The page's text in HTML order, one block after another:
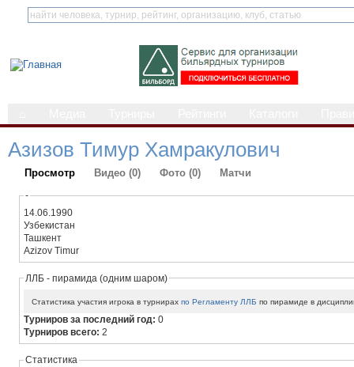
Азизов Тимур Хамракулович
Просмотр Видео (0) Фото (0) Матчи
-
14.06.1990
Узбекистан
Ташкент
Azizov Timur
ЛЛБ - пирамида (одним шаром)
Статистика участия игрока в турнирахпо Регламенту ЛЛБ по пирамиде в
Турниров за последний год:0
Турниров всего:2
Статистика